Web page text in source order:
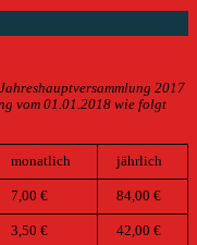
2017
vom 01.01.2018 wie folgt
monatlich jährlich
7,00 € 84,00 €
3,50 € 42,00 €